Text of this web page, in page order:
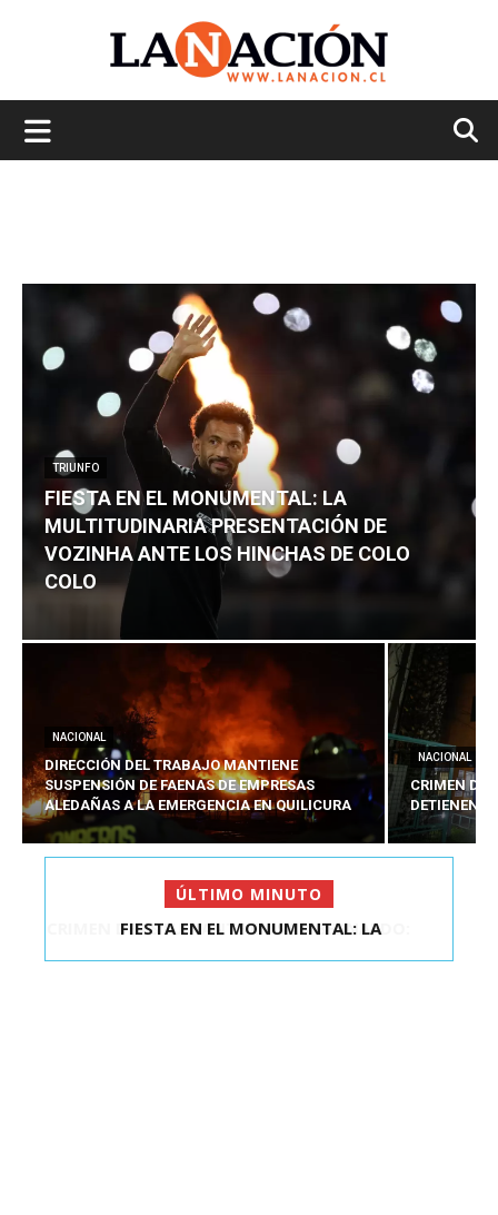
TRIUNFO
FIESTA EN EL MONUMENTAL: LA
MULTITUDINARIA PRESENTACIÓN DE
VOZINHA ANTE LOS HINCHAS DE COLO
COLO
NACIONAL
DIRECCIÓN DEL TRABAJO MANTIENE
SUSPENSIÓN DE FAENAS DE EMPRESAS
ALEDAÑAS A LA EMERGENCIA EN QUILICURA
NACIONAL
CRIMEN DE
DETIENEN
ÚLTIMO MINUTO
FIESTA EN EL MONUMENTAL: LA